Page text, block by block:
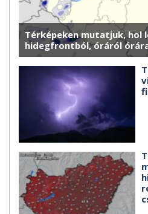
Térképeken mutatjuk, hol
hidegfrontból, óráról